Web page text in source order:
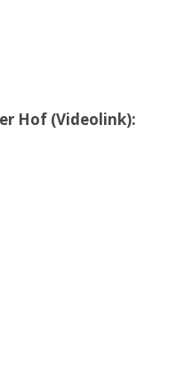
Hof (Videolink):